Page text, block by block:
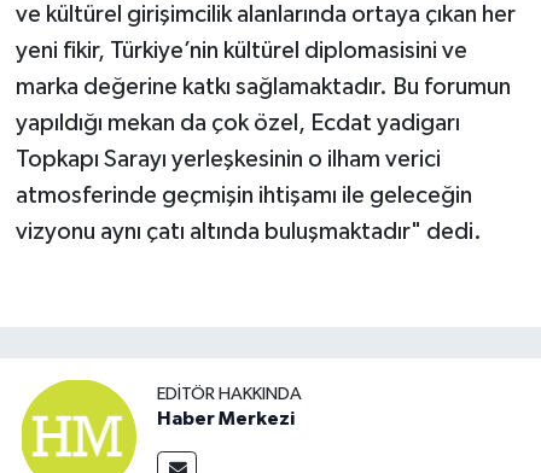
ve kültürel girişimcilik alanlarında ortaya çıkan her
yeni fikir, Türkiye’nin kültürel diplomasisini ve
marka değerine katkı sağlamaktadır. Bu forumun
yapıldığı mekan da çok özel, Ecdat yadigarı
Topkapı Sarayı yerleşkesinin o ilham verici
atmosferinde geçmişin ihtişamı ile geleceğin
vizyonu aynı çatı altında buluşmaktadır" dedi.
EDITÖR HAKKINDA
Haber Merkezi